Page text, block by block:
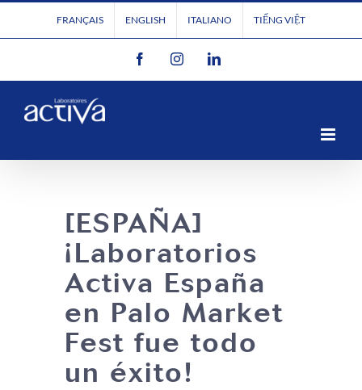
au
FRANÇAIS ENGLISH ITALIANO TIẾNG VIỆT
FacebookInstagramLinkedIn
[ESPAÑA]
¡Laboratorios
Activa España
en Palo Market
Fest fue todo
un éxito!